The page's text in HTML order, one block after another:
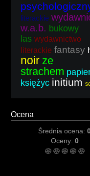
literackie
w.a.b. bukowy
las wydawnictwo
literackie fantasy
noir ze
strachem
księżyc initium
Ocena
Średnia ocena:
Oceny: 0